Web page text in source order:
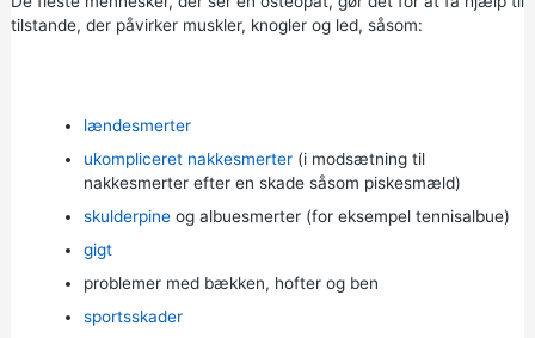
tilstande, der påvirker muskler, knogler og led, såsom:
lændesmerter
ukompliceret nakkesmerter(i modsætning til
nakkesmerter efter en skade såsom piskesmæld)
skulderpineog albuesmerter (for eksempel tennisalbue)
gigt
problemer med bækken, hofter og ben
sportsskader